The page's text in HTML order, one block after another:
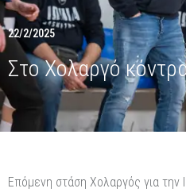
22/2/2025
Στο Χολαργό
Επόμενη στάση Χολαργός για την